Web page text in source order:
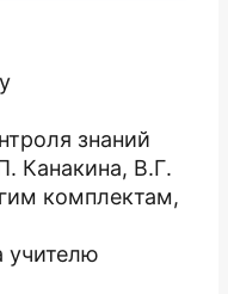
знаний
Канакина, В.Г.
комплектам,
учителю